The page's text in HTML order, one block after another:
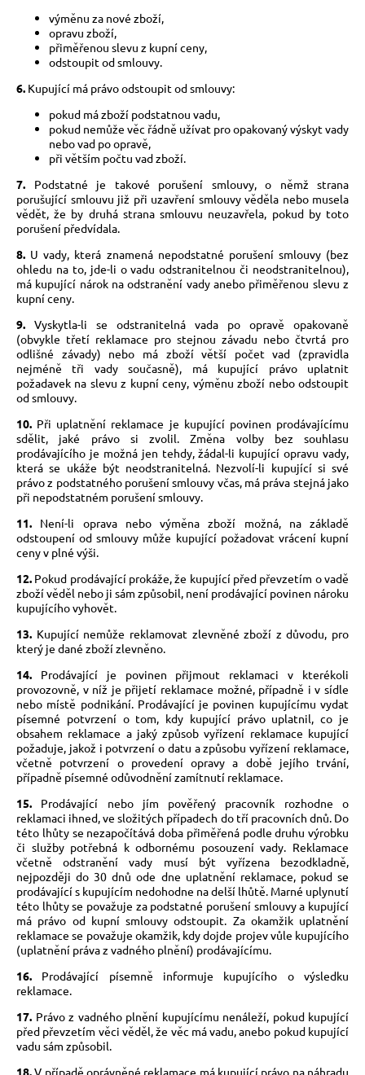
výměnu za nové zboží,
opravu zboží,
přiměřenou slevu z kupní ceny,
odstoupit od smlouvy.
6. Kupující má právo odstoupit od smlouvy:
pokud má zboží podstatnou vadu,
pokud nemůže věc řádně užívat pro opakovaný výskyt vady
nebo vad po opravě,
při větším počtu vad zboží.
7. Podstatné je takové porušení smlouvy, o němž strana
porušující smlouvu již při uzavření smlouvy věděla nebo musela
vědět, že by druhá strana smlouvu neuzavřela, pokud by toto
porušení předvídala.
8. U vady, která znamená nepodstatné porušení smlouvy (bez
ohledu na to, jde-li o vadu odstranitelnou či neodstranitelnou),
má kupující nárok na odstranění vady anebo přiměřenou slevu z
kupní ceny.
9. Vyskytla-li se odstranitelná vada po opravě opakovaně
(obvykle třetí reklamace pro stejnou závadu nebo čtvrtá pro
odlišné závady) nebo má zboží větší počet vad (zpravidla
nejméně tři vady současně), má kupující právo uplatnit
požadavek na slevu z kupní ceny, výměnu zboží nebo odstoupit
od smlouvy.
10. Při uplatnění reklamace je kupující povinen prodávajícímu
sdělit, jaké právo si zvolil. Změna volby bez souhlasu
prodávajícího je možná jen tehdy, žádal-li kupující opravu vady,
která se ukáže být neodstranitelná. Nezvolí-li kupující si své
právo z podstatného porušení smlouvy včas, má práva stejná jako
při nepodstatném porušení smlouvy.
11. Není-li oprava nebo výměna zboží možná, na základě
odstoupení od smlouvy může kupující požadovat vrácení kupní
ceny v plné výši.
12. Pokud prodávající prokáže, že kupující před převzetím o vadě
zboží věděl nebo ji sám způsobil, není prodávající povinen nároku
kupujícího vyhovět.
13. Kupující nemůže reklamovat zlevněné zboží z důvodu, pro
který je dané zboží zlevněno.
14. Prodávající je povinen přijmout reklamaci v kterékoli
provozovně, v níž je přijetí reklamace možné, případně i v sídle
nebo místě podnikání. Prodávající je povinen kupujícímu vydat
písemné potvrzení o tom, kdy kupující právo uplatnil, co je
obsahem reklamace a jaký způsob vyřízení reklamace kupující
požaduje, jakož i potvrzení o datu a způsobu vyřízení reklamace,
včetně potvrzení o provedení opravy a době jejího trvání,
případně písemné odůvodnění zamítnutí reklamace.
15. Prodávající nebo jím pověřený pracovník rozhodne o
reklamaci ihned, ve složitých případech do tří pracovních dnů. Do
této lhůty se nezapočítává doba přiměřená podle druhu výrobku
či služby potřebná k odbornému posouzení vady. Reklamace
včetně odstranění vady musí být vyřízena bezodkladně,
nejpozději do 30 dnů ode dne uplatnění reklamace, pokud se
prodávající s kupujícím nedohodne na delší lhůtě. Marné uplynutí
této lhůty se považuje za podstatné porušení smlouvy a kupující
má právo od kupní smlouvy odstoupit. Za okamžik uplatnění
reklamace se považuje okamžik, kdy dojde projev vůle kupujícího
(uplatnění práva z vadného plnění) prodávajícímu.
16. Prodávající písemně informuje kupujícího o výsledku
reklamace.
17. Právo z vadného plnění kupujícímu nenáleží, pokud kupující
před převzetím věci věděl, že věc má vadu, anebo pokud kupující
vadu sám způsobil.
18.V případě oprávněné reklamace má kupující právo na náhradu